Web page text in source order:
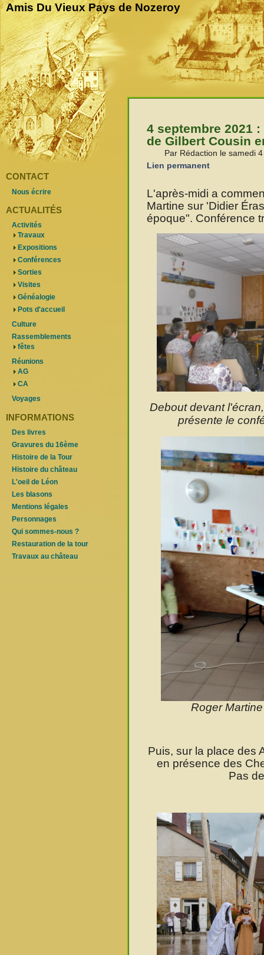
Amis Du Vieux Pays de Nozeroy
4 septembre 2021
de Gilbert Cousin
Par Rédaction le samedi
Lien permanent
L'après-midi a
Martine sur 'Didier
époque". Conférence
Debout devant
présente le
Roger
Puis, sur la place des
en présence des
Pas
CONTACT
Nous écrire
ACTUALITÉS
Activités
Travaux
Expositions
Conférences
Sorties
Visites
Généalogie
Pots d'accueil
Culture
Rassemblements
fêtes
Réunions
AG
CA
Voyages
INFORMATIONS
Des livres
Gravures du 16ème
Histoire de la Tour
Histoire du château
L'oeil de Léon
Les blasons
Mentions légales
Personnages
Qui sommes-nous ?
Restauration de la tour
Travaux au château